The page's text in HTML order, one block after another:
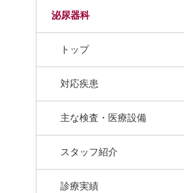
泌尿器科
トップ
対応疾患
主な検査・医療設備
スタッフ紹介
診療実績